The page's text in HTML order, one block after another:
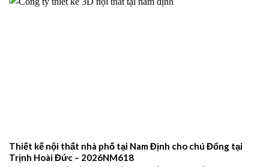
Thiết kế nội thất nhà phố tại Nam Định cho chú Đổng tại
Trịnh Hoài Đức – 2026NM618